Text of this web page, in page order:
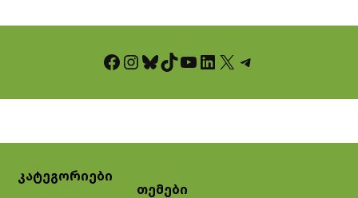
Facebook InstagramBluesky TikTok YouTube LinkedIn X Telegram
კატეგორიები
თემები